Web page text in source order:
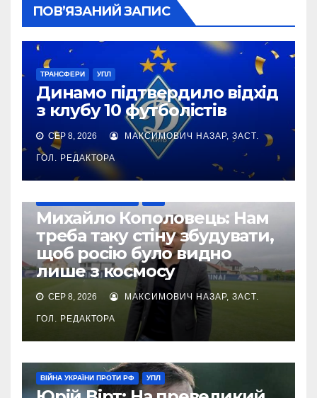
ПОВ’ЯЗАНИЙ ЗАПИС
ТРАНСФЕРИ УПЛ
Динамо підтвердило відхід
з клубу 10 футболістів
СЕР 8, 2026 МАКСИМОВИЧ НАЗАР, ЗАСТ.
ГОЛ. РЕДАКТОРА
Михайло Кополовець: Нам
треба таку стіну збудувати,
щоб росію було видно
лише з космосу
СЕР 8, 2026 МАКСИМОВИЧ НАЗАР, ЗАСТ.
ГОЛ. РЕДАКТОРА
ВІЙНА УКРАЇНИ ПРОТИ РФ УПЛ